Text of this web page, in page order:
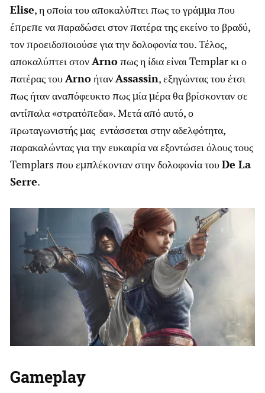
Elise, η οποία του αποκαλύπτει πως το γράμμα που
έπρεπε να παραδώσει στον πατέρα της εκείνο το βραδύ,
τον προειδοποιούσε για την δολοφονία του. Τέλος,
αποκαλύπτει στονArnoπως η ίδια είναι Templar κι ο
πατέρας τουArnoήτανAssassin, εξηγώντας του έτσι
πως ήταν αναπόφευκτο πως μία μέρα θα βρίσκονταν σε
αντίπαλα «στρατόπεδα». Μετά από αυτό, ο
πρωταγωνιστής μας εντάσσεται στην αδελφότητα,
παρακαλώντας για την ευκαιρία να εξοντώσει όλους τους
Templars που εμπλέκονταν στην δολοφονία τουDe La
Serre.
Gameplay